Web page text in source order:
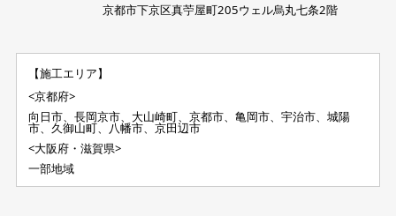
京都市下京区真苧屋町205ウェル烏丸七条2階
【施工エリア】
<京都府>
向日市、長岡京市、大山崎町、京都市、亀岡市、宇治市、城陽
市、久御山町、八幡市、京田辺市
<大阪府・滋賀県>
一部地域